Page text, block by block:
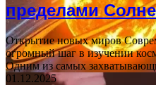
пределами
Открытие новых миров
огромный шаг в изучении
Одним из самых
01.12.2025